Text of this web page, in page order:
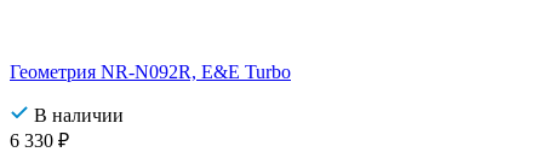
Геометрия NR-N092R, E&E Turbo
В наличии
6 330 ₽